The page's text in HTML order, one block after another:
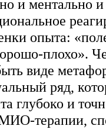
и ментально
опыта:
плохо».
виде
ряд,
глубоко и
терапии,